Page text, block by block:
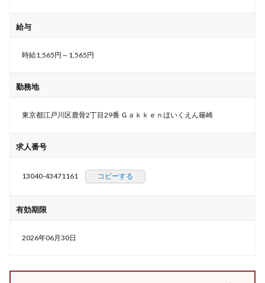
給与
時給1,565円～1,565円
勤務地
東京都江戸川区鹿骨2丁目29番 Ｇａｋｋｅｎほいくえん篠崎
求人番号
13040-43471161 コピーする
有効期限
2026年06月30日